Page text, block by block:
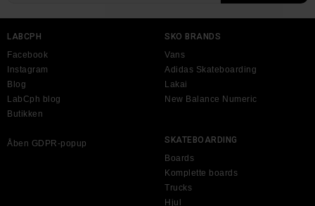
LABCPH
Facebook
Instagram
Blog
LabCph blog
Butikken
Åben GDPR-popup
SKO BRANDS
Vans
Adidas Skateboarding
Lakai
New Balance Numeric
SKATEBOARDING
Boards
Komplette boards
Trucks
Hjul